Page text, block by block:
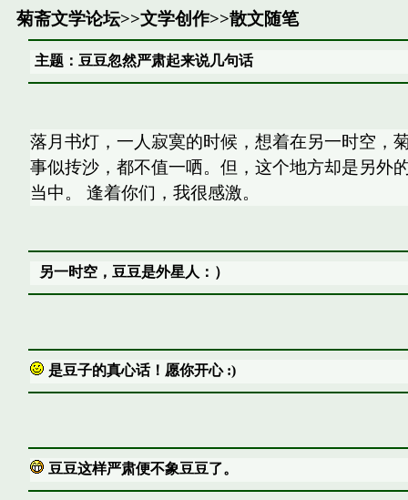
菊斋文学论坛>>文学创作>>散文随笔
主题：豆豆忽然严肃起来说几句话
落月书灯，一人寂寞的时候，想着在另一时空，
事似抟沙，都不值一哂。但，这个地方却是另外
当中。 逢着你们，我很感激。
另一时空，豆豆是外星人：）
是豆子的真心话！愿你开心 :)
豆豆这样严肃便不象豆豆了。